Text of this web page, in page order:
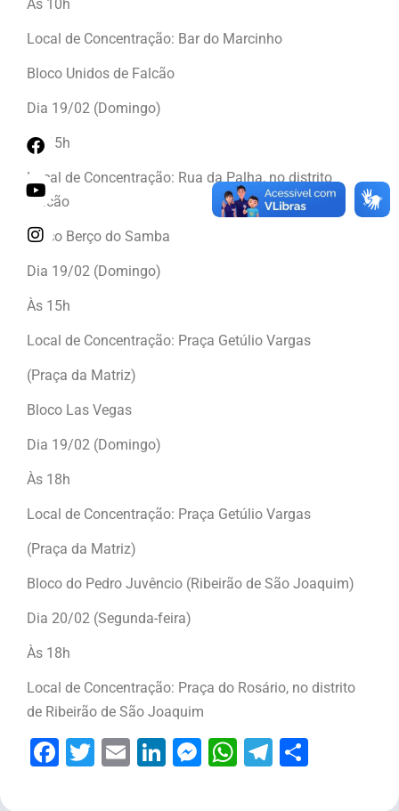
Às 10h
Local de Concentração: Bar do Marcinho
Bloco Unidos de Falcão
Dia 19/02 (Domingo)
Às 15h
Local de Concentração: Rua da Palha, no distrito
Falcão
Bloco Berço do Samba
Dia 19/02 (Domingo)
Às 15h
Local de Concentração: Praça Getúlio Vargas
(Praça da Matriz)
Bloco Las Vegas
Dia 19/02 (Domingo)
Às 18h
Local de Concentração: Praça Getúlio Vargas
(Praça da Matriz)
Bloco do Pedro Juvêncio (Ribeirão de São Joaquim)
Dia 20/02 (Segunda-feira)
Às 18h
Local de Concentração: Praça do Rosário, no distrito
de Ribeirão de São Joaquim
Facebook
Twitter
EmailLinkedIn
Messenger
WhatsApp
Telegram